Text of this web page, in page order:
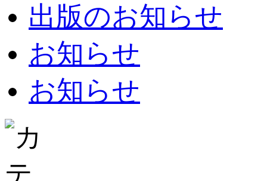
出版のお知らせ
お知らせ
お知らせ